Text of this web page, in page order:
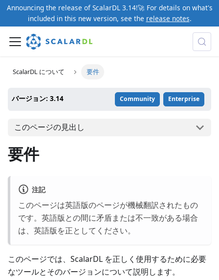
Announcing the release of ScalarDL 3.14!🚀 For details on what's
included in this new version, see the release notes.
ScalarDL について 要件
バージョン: 3.14 Community Enterprise
このページの見出し
要件
注記
このページは英語版のページが機械翻訳されたもの
です。英語版との間に矛盾または不一致がある場合
は、英語版を正としてください。
このページでは、ScalarDL を正しく使用するために必要
なツールとそのバージョンについて説明します。